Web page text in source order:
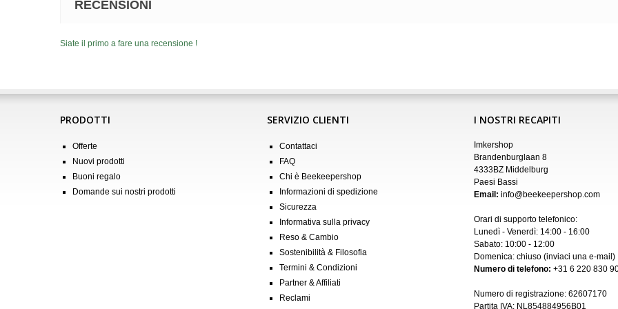
RECENSIONI
Siate il primo a fare una recensione !
PRODOTTI
Offerte
Nuovi prodotti
Buoni regalo
Domande sui nostri prodotti
SERVIZIO CLIENTI
Contattaci
FAQ
Chi è Beekeepershop
Informazioni di spedizione
Sicurezza
Informativa sulla privacy
Reso & Cambio
Sostenibilità & Filosofia
Termini & Condizioni
Partner & Affiliati
Reclami
I NOSTRI RECAPITI
Imkershop
Brandenburglaan 8
4333BZ Middelburg
Paesi Bassi
Email: info@beekeepershop.com
Orari di supporto telefonico:
Lunedì - Venerdì: 14:00 - 16:00
Sabato: 10:00 - 12:00
Domenica: chiuso (inviaci una e-mail )
Numero di telefono: +31 6 220 830
Numero di registrazione: 62607170
Partita IVA: NL854884956B01